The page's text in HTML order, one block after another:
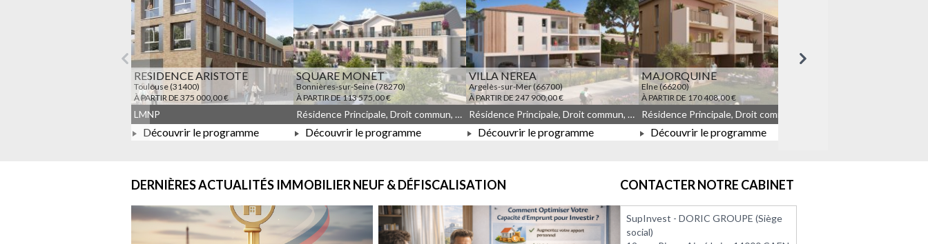
Précédent Suivant
RESIDENCE ARISTOTE
Toulouse (31400)
À PARTIR DE 375 000,00 €
À PARTIR DE 375 000,00 €
LMNP
Découvrir le programme
SQUARE MONET
Bonnières-sur-Seine (78270)
À PARTIR DE 113 575,00 €
À PARTIR DE 113 575,00 €
Résidence Principale, Droit commun, Meublé non géré, JEANBRUN, LLI, LLI_JEANBRUN
Découvrir le programme
VILLA NEREA
Argelès-sur-Mer (66700)
À PARTIR DE 247 900,00 €
À PARTIR DE 247 900,00 €
Résidence Principale, Droit commun, Meublé non géré, JEANBRUN
Découvrir le programme
MAJORQUINE
Elne (66200)
À PARTIR DE 170 408,00 €
À PARTIR DE 170 408,00 €
Découvrir le programme
DERNIÈRES ACTUALITÉS IMMOBILIER NEUF & DÉFISCALISATION CONTACTER NOTRE CABINET
SupInvest - DORIC GROUPE (Siège
social)